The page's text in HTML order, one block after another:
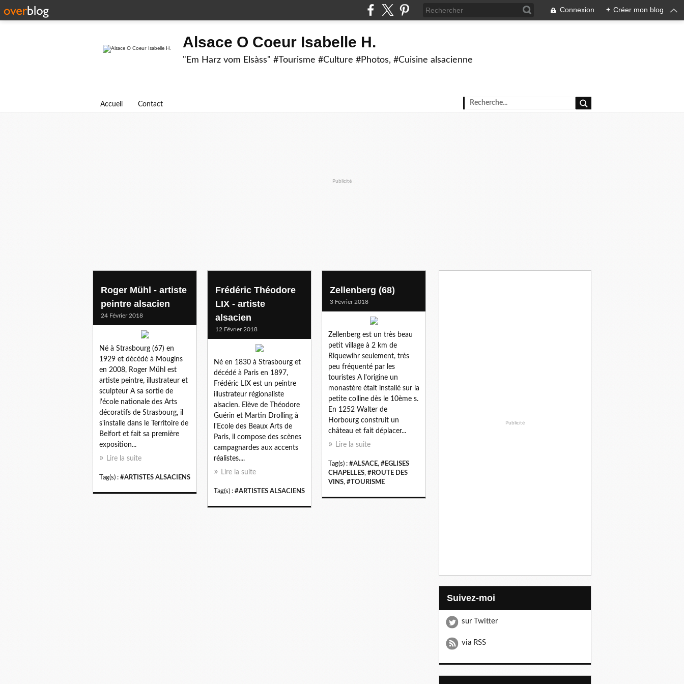
Connexion + Créer mon blog
Alsace O Coeur Isabelle H.
"Em Harz vom Elsàss" #Tourisme #Culture #Photos, #Cuisine alsacienne
Accueil Contact
Publicité
Roger Mühl - artiste
peintre alsacien
24 Février 2018
Né à Strasbourg (67) en
1929 et décédé à Mougins
en 2008, Roger Mühl est
artiste peintre, illustrateur et
sculpteur A sa sortie de
l'école nationale des Arts
décoratifs de Strasbourg, il
s'installe dans le Territoire de
Belfort et fait sa première
exposition...
Lire la suite
Tag(s) : #ARTISTES ALSACIENS
Frédéric Théodore
LIX - artiste
alsacien
12 Février 2018
Né en 1830 à Strasbourg et
décédé à Paris en 1897,
Frédéric LIX est un peintre
illustrateur régionaliste
alsacien. Elève de Théodore
Guérin et Martin Drolling à
l'Ecole des Beaux Arts de
Paris, il compose des scènes
campagnardes aux accents
réalistes....
Lire la suite
Tag(s) : #ARTISTES ALSACIENS
Zellenberg (68)
3 Février 2018
Zellenberg est un très beau
petit village à 2 km de
Riquewihr seulement, très
peu fréquenté par les
touristes A l'origine un
monastère était installé sur la
petite colline dès le 10ème s.
En 1252 Walter de
Horbourg construit un
château et fait déplacer...
Lire la suite
Tag(s) : #ALSACE, #EGLISES
CHAPELLES, #ROUTE DES
VINS, #TOURISME
Publicité
Suivez-moi
sur Twitter
via RSS